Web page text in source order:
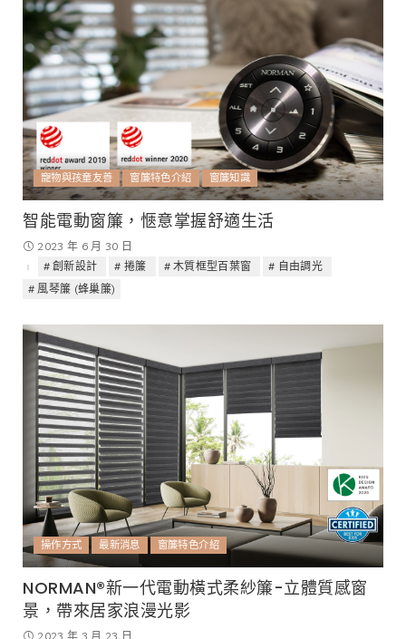
寵物與孩童友善 窗簾特色介紹 窗簾知識
智能電動窗簾，愜意掌握舒適生活
2023 年 6 月 30 日
創新設計
捲簾 木質框型百葉窗
自由調光
風琴簾 (蜂巢簾)
操作方式 最新消息 窗簾特色介紹
NORMAN®新一代電動橫式柔紗簾-立體質感窗
景，帶來居家浪漫光影
2023 年 3 月 23 日